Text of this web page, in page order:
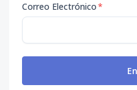
Correo Electrónico*